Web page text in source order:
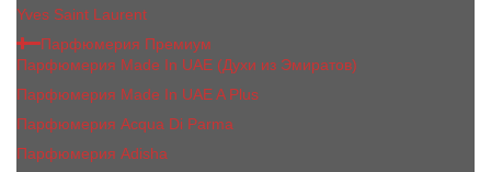
Yves Saint Laurent
Парфюмерия Премиум
Парфюмерия Made In UAE (Духи из Эмиратов)
Парфюмерия Made In UAE A Plus
Парфюмерия Acqua Di Parma
Парфюмерия Adisha